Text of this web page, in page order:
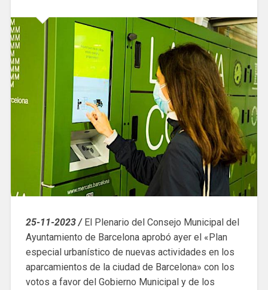
25-11-2023 / El Plenario del Consejo Municipal del
Ayuntamiento de Barcelona aprobó ayer el «Plan
especial urbanístico de nuevas actividades en los
aparcamientos de la ciudad de Barcelona» con los
votos a favor del Gobierno Municipal y de los